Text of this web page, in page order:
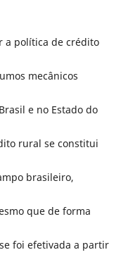
a política de crédito
mecânicos
e no Estado do
rural se constitui
brasileiro,
que de forma
foi efetivada a partir